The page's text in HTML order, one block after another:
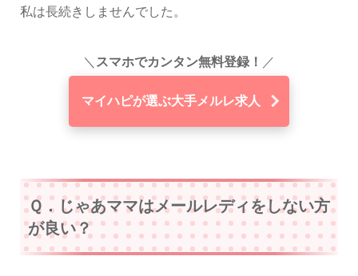
私は長続きしませんでした。
＼ スマホでカンタン無料登録！ ／
マイハピが選ぶ大手メルレ求人
Ｑ．じゃあママはメールレディをしない方
が良い？